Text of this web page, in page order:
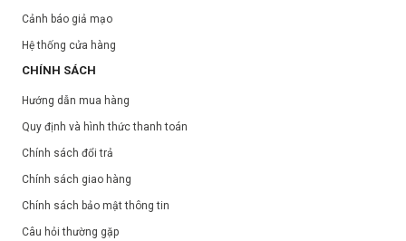
Hcl, Calendula Officinalis Extract, Artemisia Capillaris Extract, Silica.
Hướng dẫn sử dụng:
Bước 1: Làm sạch da. Cân bằng với nước hoa hồng.
Bước 2: Sử dụng nắp bóp nhỏ giọt, chấm đều vài giọt khắp mặt.
Bước 3: Nhẹ nhàng thoa đều khắp mặt.
Bước 4: Khóa lớp tinh chất bằng cách vỗ nhẹ để dưỡng chất còn lại
Cảnh báo giả mạo
Hệ thống cửa hàng
CHÍNH SÁCH
Hướng dẫn mua hàng
Quy định và hình thức thanh toán
Chính sách đổi trả
Chính sách giao hàng
Chính sách bảo mật thông tin
Câu hỏi thường gặp